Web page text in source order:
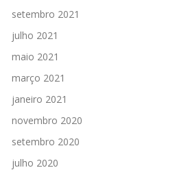
setembro 2021
julho 2021
maio 2021
março 2021
janeiro 2021
novembro 2020
setembro 2020
julho 2020